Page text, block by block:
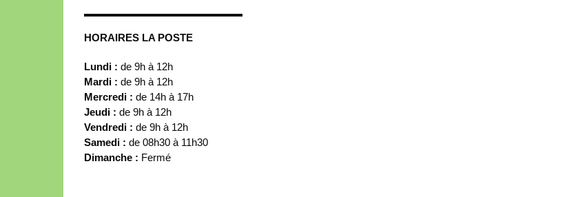
HORAIRES LA POSTE
Lundi : de 9h à 12h
Mardi : de 9h à 12h
Mercredi : de 14h à 17h
Jeudi : de 9h à 12h
Vendredi : de 9h à 12h
Samedi : de 08h30 à 11h30
Dimanche : Fermé